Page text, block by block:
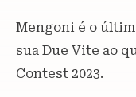
Mengoni é o
sua Due Vite ao
Contest 2023.